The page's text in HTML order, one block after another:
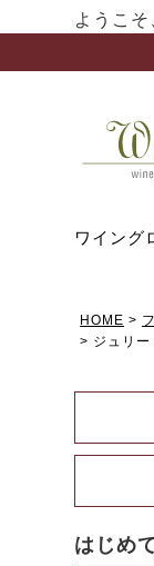
ようこ
ワイング
HOME
ジュリ
はじめ